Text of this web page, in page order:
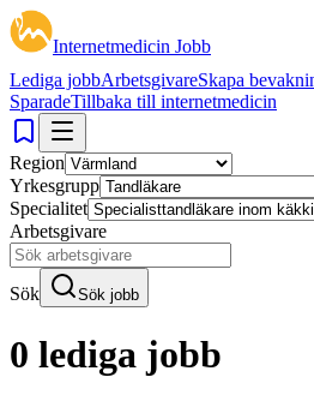
Internetmedicin Jobb
Lediga jobbArbetsgivareSkapa
SparadeTillbaka till internetmedicin
Region
Yrkesgrupp
Specialitet
Arbetsgivare
Sök Sök jobb
0 lediga jobb